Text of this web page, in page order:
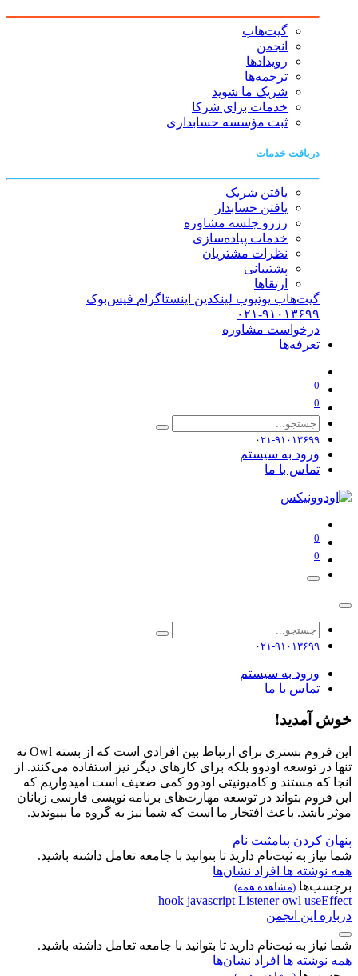
گیت‌هاب
انجمن
رویدادها
ترجمه‌ها
شریک ما شوید
خدمات برای شرکا
ثبت مؤسسه حسابداری
دریافت خدمات
یافتن شریک
یافتن حسابدار
رزرو جلسه مشاوره
خدمات پیاده‌سازی
نظرات مشتریان
پشتیبانی
ارتقاها
گیت‌هاب یوتیوب لینکدین اینستاگرام فیس‌بوک
۰۲۱-۹۱۰۱۳۶۹۹
درخواست مشاوره
تعرفه‌ها
0
0
۰۲۱-۹۱۰۱۳۶۹۹
ورود به سیستم
تماس با ما
0
0
۰۲۱-۹۱۰۱۳۶۹۹
ورود به سیستم
تماس با ما
خوش آمدید!
این فروم بستری برای ارتباط بین افرادی است که از بسته Owl نه
تنها در توسعه اودوو بلکه برای کارهای دیگر نیز استفاده می‌کنند. از
انجا که مستند و کامیونیتی اودوو کمی ضعیف است امیدواریم که
این فروم بتواند در توسعه مهارت‌های برنامه نویسی فارسی زبانان
موثر باشد. باعث افتخار ما است که شما نیز به گروه ما بپیوندید.
پنهان کردن پیامثبت نام
شما نیاز به ثبت‌نام دارید تا بتوانید با جامعه تعامل داشته باشید.
همه نوشته ها افراد نشان‌ها
برچسب‌ها (مشاهده همه)
hook javascript Listenerowl useEffect
درباره این انجمن
شما نیاز به ثبت‌نام دارید تا بتوانید با جامعه تعامل داشته باشید.
همه نوشته ها افراد نشان‌ها